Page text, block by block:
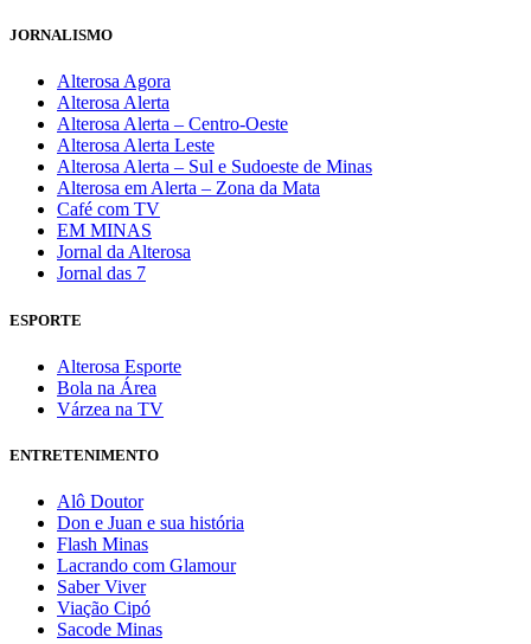
JORNALISMO
Alterosa Agora
Alterosa Alerta
Alterosa Alerta – Centro-Oeste
Alterosa Alerta Leste
Alterosa Alerta – Sul e Sudoeste de Minas
Alterosa em Alerta – Zona da Mata
Café com TV
EM MINAS
Jornal da Alterosa
Jornal das 7
ESPORTE
Alterosa Esporte
Bola na Área
Várzea na TV
ENTRETENIMENTO
Alô Doutor
Don e Juan e sua história
Flash Minas
Lacrando com Glamour
Saber Viver
Viação Cipó
Sacode Minas